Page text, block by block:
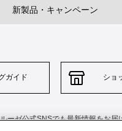
新製品・キャンペーン
ガイド ショ
ーゼ公式SNSでも最新情報をお届